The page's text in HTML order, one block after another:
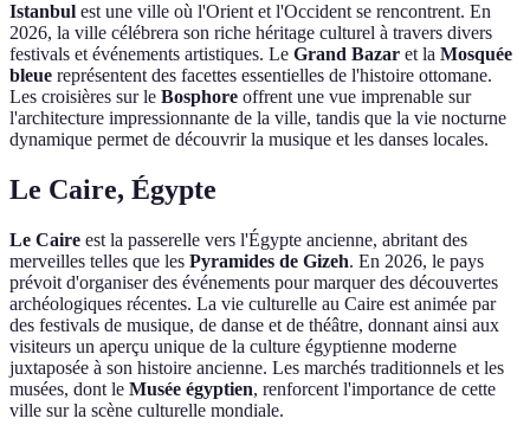
Istanbul est une ville où l'Orient et l'Occident se rencontrent. En
2026, la ville célébrera son riche héritage culturel à travers divers
festivals et événements artistiques. Le Grand Bazar et la Mosquée
bleue représentent des facettes essentielles de l'histoire ottomane.
Les croisières sur le Bosphore offrent une vue imprenable sur
l'architecture impressionnante de la ville, tandis que la vie nocturne
dynamique permet de découvrir la musique et les danses locales.
Le Caire, Égypte
Le Caire est la passerelle vers l'Égypte ancienne, abritant des
merveilles telles que les Pyramides de Gizeh. En 2026, le pays
prévoit d'organiser des événements pour marquer des découvertes
archéologiques récentes. La vie culturelle au Caire est animée par
des festivals de musique, de danse et de théâtre, donnant ainsi aux
visiteurs un aperçu unique de la culture égyptienne moderne
juxtaposée à son histoire ancienne. Les marchés traditionnels et les
musées, dont le Musée égyptien, renforcent l'importance de cette
ville sur la scène culturelle mondiale.